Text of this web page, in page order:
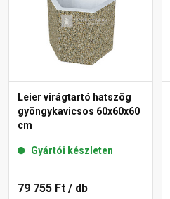
Leier virágtartó hatszög
gyöngykavicsos 60x60x60
cm
Gyártói készleten
79 755 Ft / db